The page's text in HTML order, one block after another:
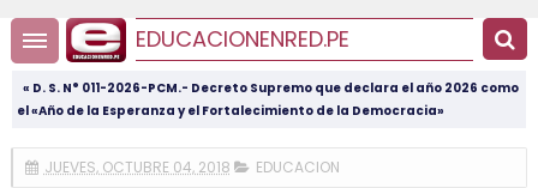
EDUCACIONENRED.PE
« D. S. N° 011-2026-PCM.- Decreto Supremo que declara el año 2026 como
el «Año de la Esperanza y el Fortalecimiento de la Democracia»
JUEVES, OCTUBRE 04, 2018 EDUCACION